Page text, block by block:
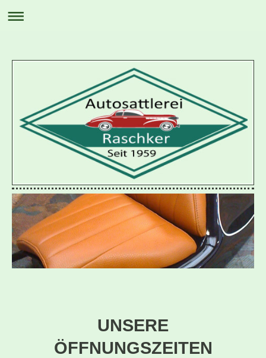
UNSERE
ÖFFNUNGSZEITEN